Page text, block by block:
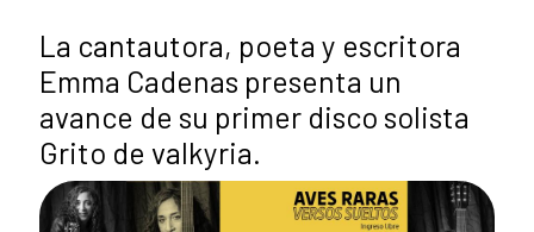
La cantautora, poeta y escritora
Emma Cadenas presenta un
avance de su primer disco solista
Grito de valkyria.